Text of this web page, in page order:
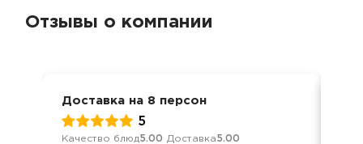
Отзывы о компании
Доставка на 8 персон
5
Качество блюд5.00 Доставка5.00